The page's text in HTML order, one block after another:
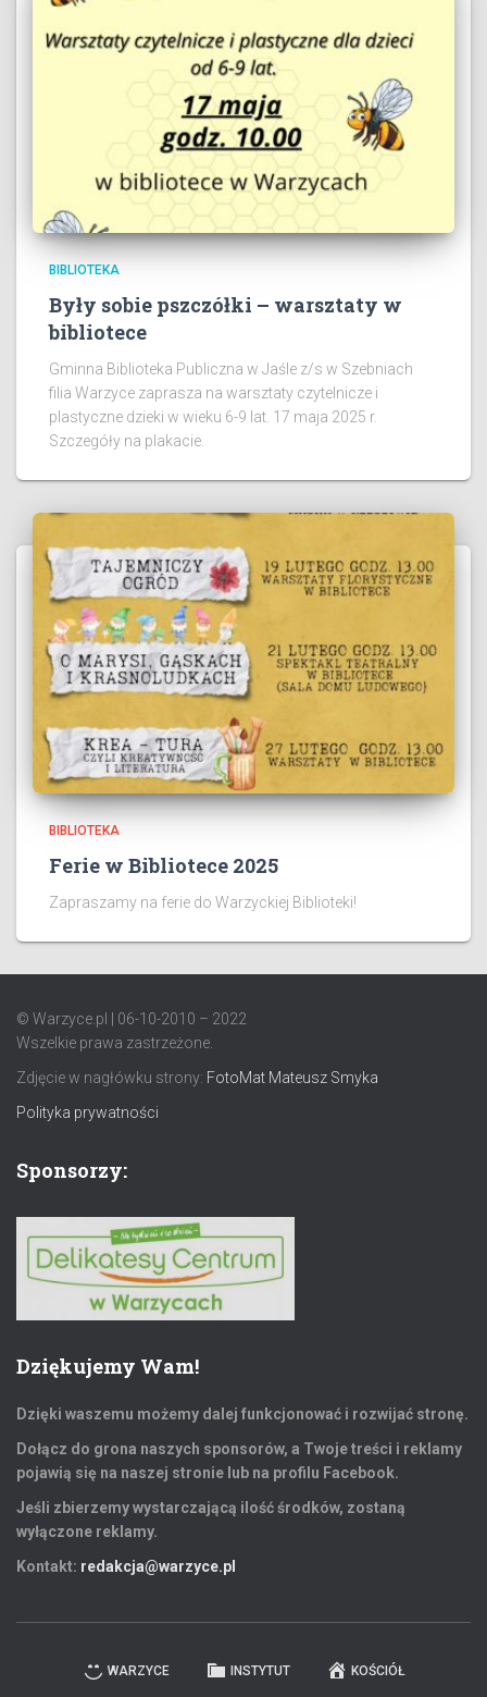
BIBLIOTEKA
Były sobie pszczółki – warsztaty w
bibliotece
Gminna Biblioteka Publiczna w Jaśle z/s w Szebniach
filia Warzyce zaprasza na warsztaty czytelnicze i
plastyczne dzieki w wieku 6-9 lat. 17 maja 2025 r.
Szczegóły na plakacie.
BIBLIOTEKA
Ferie w Bibliotece 2025
Zapraszamy na ferie do Warzyckiej Biblioteki!
© Warzyce.pl | 06-10-2010 – 2022
Wszelkie prawa zastrzeżone.
Zdjęcie w nagłówku strony: FotoMat Mateusz Smyka
Polityka prywatności
Sponsorzy:
Dziękujemy Wam!
Dzięki waszemu możemy dalej funkcjonować i rozwijać stronę.
Dołącz do grona naszych sponsorów, a Twoje treści i reklamy
pojawią się na naszej stronie lub na profilu Facebook.
Jeśli zbierzemy wystarczającą ilość środków, zostaną
wyłączone reklamy.
Kontakt: redakcja@warzyce.pl
WARZYCE INSTYTUT KOŚCIÓŁ